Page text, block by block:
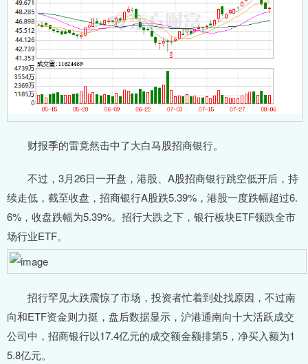
财报季的雷竟然击中了大白马股招商银行。
不过，3月26日一开盘，港股、A股招商银行跳空低开后，持
续走低，截至收盘，招商银行A股跌5.39%，港股一度跌幅超过6.
6%，收盘跌幅为5.39%。招行大跌之下，银行板块ETF领跌全市
场行业ETF。
招行罕见大跌震惊了市场，投资者忙着到处找原因，不过南
向和ETF资金则力挺，盘后数据显示，沪港通南向十大活跃成交
公司中，招商银行以17.4亿元的成交额金额排第5，净买入额为1
5.8亿元。